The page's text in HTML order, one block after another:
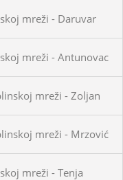
mreži - Daruvar
mreži - Antunovac
mreži - Zoljan
mreži - Mrzović
mreži - Tenja